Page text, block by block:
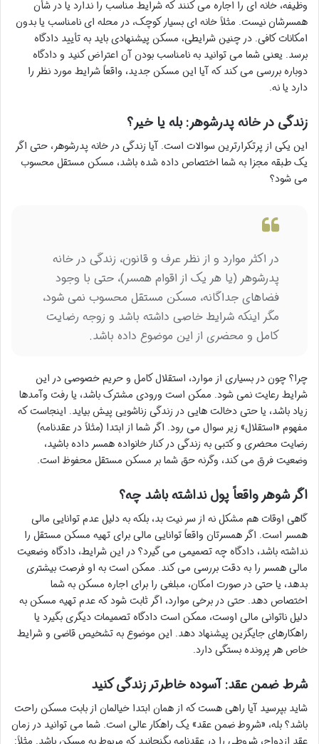
وظیفه، خانه ای را اجاره می کنند که شرایط مناسب را ندارد یا در شأن
همسرشان نیست. مثلاً خانه ای بسیار کوچک، در محله ای نامناسب یا بدون
امکانات کافی. در چنین شرایطی، مسکن پیشنهادی باید به تأیید دادگاه
برسد. یعنی شما می توانید به نامناسب بودن آن اعتراض کنید و دادگاه
دوباره بررسی می کند که آیا این مسکن جدید، واقعاً شرایط مورد نظر را
دارد یا نه.
زندگی در خانه پدرشوهر: بله یا خیر؟
این یکی از پرتکرارترین سوالات است. آیا زندگی در خانه پدرشوهر، حتی اگر
یک طبقه مجزا به شما اختصاص داده شده باشد، مسکن مستقل محسوب
می شود؟
در اکثر موارد و از نظر عرف و قانون، زندگی در خانه
پدرشوهر (یا هر یک از اقوام همسر)، حتی با وجود
فضاهای جداگانه، مسکن مستقل محسوب نمی شود،
مگر اینکه شرایط خاصی داشته باشد و زوجه رضایت
کامل و محضری از این موضوع داده باشد.
چرا؟ چون در بسیاری از موارد، استقلال کامل و حریم خصوصی در این
شرایط رعایت نمی شود. ممکن است ورودی مشترک باشد، یا رفت وآمدها
زیاد باشد، یا حتی دخالت هایی در زندگی زناشویی پیش بیاید. اینجاست که
مفهوم «استقلال» زیر سوال می رود. اگر شما از ابتدا (مثلاً در عقدنامه)
رضایت محضری و کتبی به زندگی در کنار خانواده همسر داده باشید،
وضعیت فرق می کند، وگرنه حق شما بر مسکن مستقل محفوظ است.
اگر شوهر واقعاً پول نداشته باشد چه؟
گاهی اوقات هم مشکل نه از سر نیت بد، بلکه به دلیل عدم توانایی مالی
همسر است. اگر همسرتان واقعاً توانایی مالی برای تهیه مسکن مستقل را
نداشته باشد، دادگاه چه تصمیمی می گیرد؟ در این شرایط، دادگاه وضعیت
مالی همسر را به دقت بررسی می کند. ممکن است به او فرصت بیشتری
بدهد، یا حتی در صورت امکان، مبلغی را برای اجاره مسکن به شما
اختصاص دهد. حتی در برخی موارد، اگر ثابت شود که عدم تهیه مسکن به
دلیل ناتوانی مالی اوست، ممکن است دادگاه تصمیمات دیگری بگیرد یا
راهکارهای جایگزین پیشنهاد دهد. این موضوع به تشخیص قاضی و شرایط
خاص هر پرونده بستگی دارد.
شرط ضمن عقد: آسوده خاطرتر زندگی کنید
شاید بپرسید آیا راهی هست که از همان ابتدا خیالمان از بابت مسکن راحت
باشد؟ بله، «شروط ضمن عقد» یک راهکار عالی است. شما می توانید در زمان
عقد ازدواج، شروطی را در عقدنامه بگنجانید که مربوط به مسکن باشد. مثلاً: